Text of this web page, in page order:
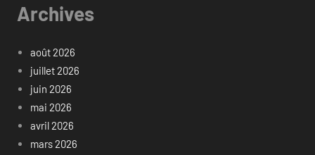
Archives
août 2026
juillet 2026
juin 2026
mai 2026
avril 2026
mars 2026